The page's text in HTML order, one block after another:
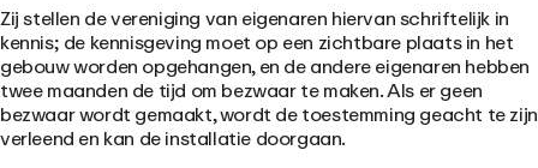
Zij stellen de vereniging van eigenaren hiervan schriftelijk in
kennis; de kennisgeving moet op een zichtbare plaats in het
gebouw worden opgehangen, en de andere eigenaren hebben
twee maanden de tijd om bezwaar te maken. Als er geen
bezwaar wordt gemaakt, wordt de toestemming geacht te zijn
verleend en kan de installatie doorgaan.